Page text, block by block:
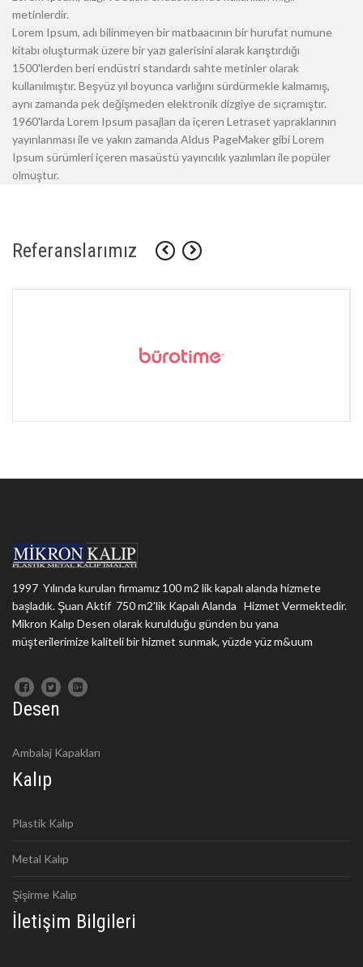
metinlerdir.
Lorem Ipsum, adı bilinmeyen bir matbaacının bir hurufat numune
kitabı oluşturmak üzere bir yazı galerisini alarak karıştırdığı
1500'lerden beri endüstri standardı sahte metinler olarak
kullanılmıştır. Beşyüz yıl boyunca varlığını sürdürmekle kalmamış,
aynı zamanda pek değişmeden elektronik dizgiye de sıçramıştır.
1960'larda Lorem Ipsum pasajları da içeren Letraset yapraklarının
yayınlanması ile ve yakın zamanda Aldus PageMaker gibi Lorem
Ipsum sürümleri içeren masaüstü yayıncılık yazılımları ile popüler
olmuştur.
Referanslarımız
1997 Yılında kurulan firmamız 100 m2 lik kapalı alanda hizmete
başladık. Şuan Aktif 750 m2'lik Kapalı Alanda Hizmet Vermektedir.
Mikron Kalıp Desen olarak kurulduğu günden bu yana
müşterilerimize kaliteli bir hizmet sunmak, yüzde yüz m&uum
Desen
Ambalaj Kapakları
Kalıp
Plastik Kalıp
Metal Kalıp
Şişirme Kalıp
İletişim Bilgileri